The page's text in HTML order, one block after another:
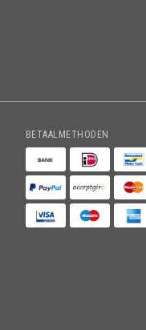
BETAALMETHODEN